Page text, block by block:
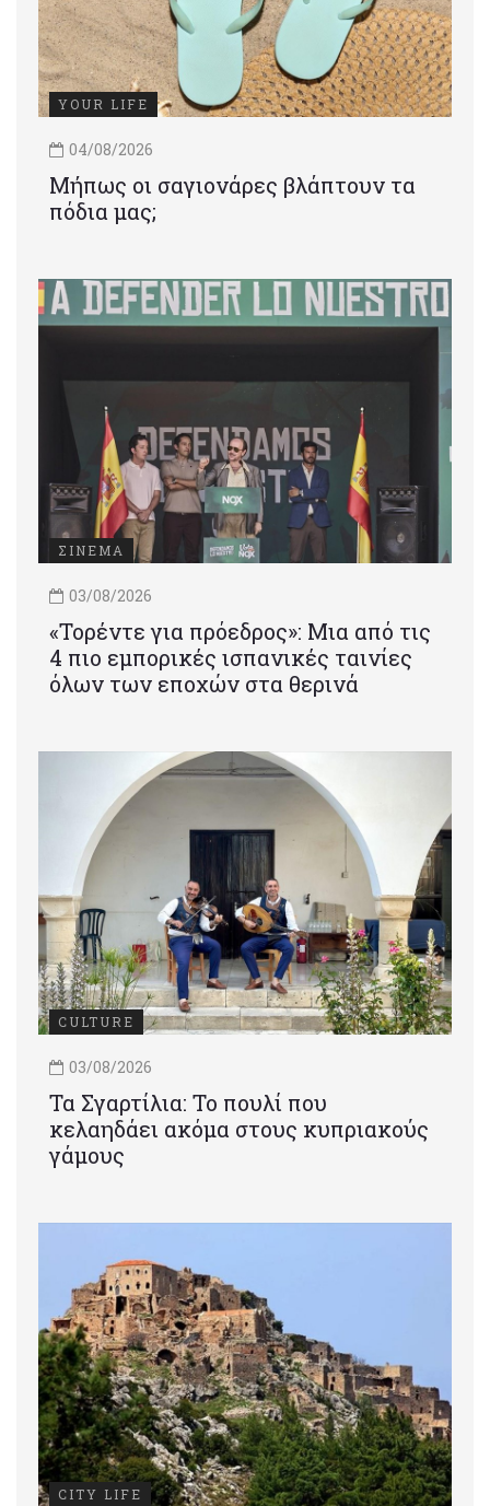
YOUR LIFE
04/08/2026
Μήπως οι σαγιονάρες βλάπτουν τα
πόδια μας;
ΣΙΝΕΜΑ
03/08/2026
«Τορέντε για πρόεδρος»: Mια από τις
4 πιο εμπορικές ισπανικές ταινίες
όλων των εποχών στα θερινά
CULTURE
03/08/2026
Τα Σγαρτίλια: Το πουλί που
κελαηδάει ακόμα στους κυπριακούς
γάμους
CITY LIFE